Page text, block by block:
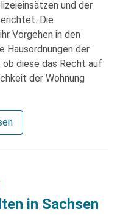
und der
Die
Vorgehen in den
Hausordnungen der
ob diese das Recht auf
der Wohnung
in Sachsen